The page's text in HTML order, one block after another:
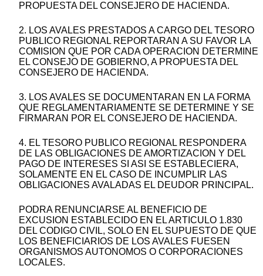
PROPUESTA DEL CONSEJERO DE HACIENDA.
2. LOS AVALES PRESTADOS A CARGO DEL TESORO
PUBLICO REGIONAL REPORTARAN A SU FAVOR LA
COMISION QUE POR CADA OPERACION DETERMINE
EL CONSEJO DE GOBIERNO, A PROPUESTA DEL
CONSEJERO DE HACIENDA.
3. LOS AVALES SE DOCUMENTARAN EN LA FORMA
QUE REGLAMENTARIAMENTE SE DETERMINE Y SE
FIRMARAN POR EL CONSEJERO DE HACIENDA.
4. EL TESORO PUBLICO REGIONAL RESPONDERA
DE LAS OBLIGACIONES DE AMORTIZACION Y DEL
PAGO DE INTERESES SI ASI SE ESTABLECIERA,
SOLAMENTE EN EL CASO DE INCUMPLIR LAS
OBLIGACIONES AVALADAS EL DEUDOR PRINCIPAL.
PODRA RENUNCIARSE AL BENEFICIO DE
EXCUSION ESTABLECIDO EN EL ARTICULO 1.830
DEL CODIGO CIVIL, SOLO EN EL SUPUESTO DE QUE
LOS BENEFICIARIOS DE LOS AVALES FUESEN
ORGANISMOS AUTONOMOS O CORPORACIONES
LOCALES.